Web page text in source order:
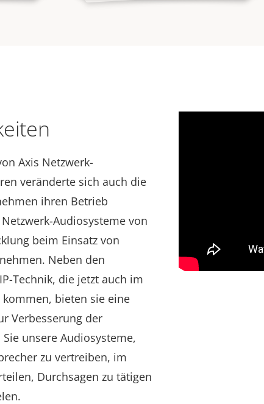
Axis Netzwerk-
veränderte sich auch die
ihren Betrieb
Audiosysteme von
beim Einsatz von
Neben den
Technik, die jetzt auch im
bieten sie eine
Verbesserung der
unsere Audiosysteme,
zu vertreiben, im
Durchsagen zu tätigen